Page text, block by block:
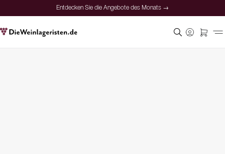
Entdecken Sie die Angebote des Monats →